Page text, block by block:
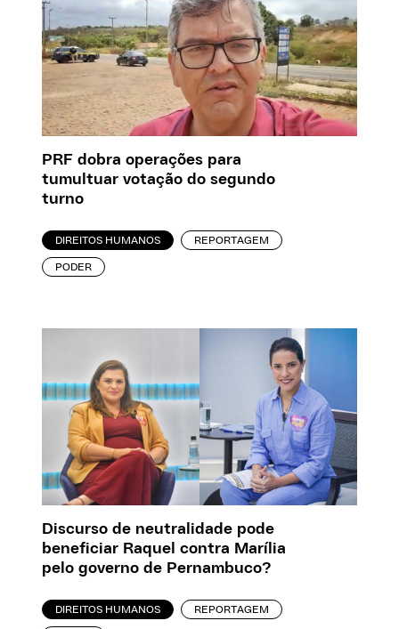
PRF dobra operações para
tumultuar votação do segundo
turno
DIREITOS HUMANOS REPORTAGEM
PODER
Discurso de neutralidade pode
beneficiar Raquel contra Marília
pelo governo de Pernambuco?
DIREITOS HUMANOS REPORTAGEM